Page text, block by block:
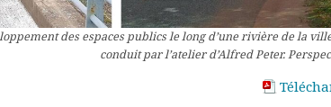
des espaces publics le long d’une rivière de la
conduit par l’atelier d’Alfred Peter.